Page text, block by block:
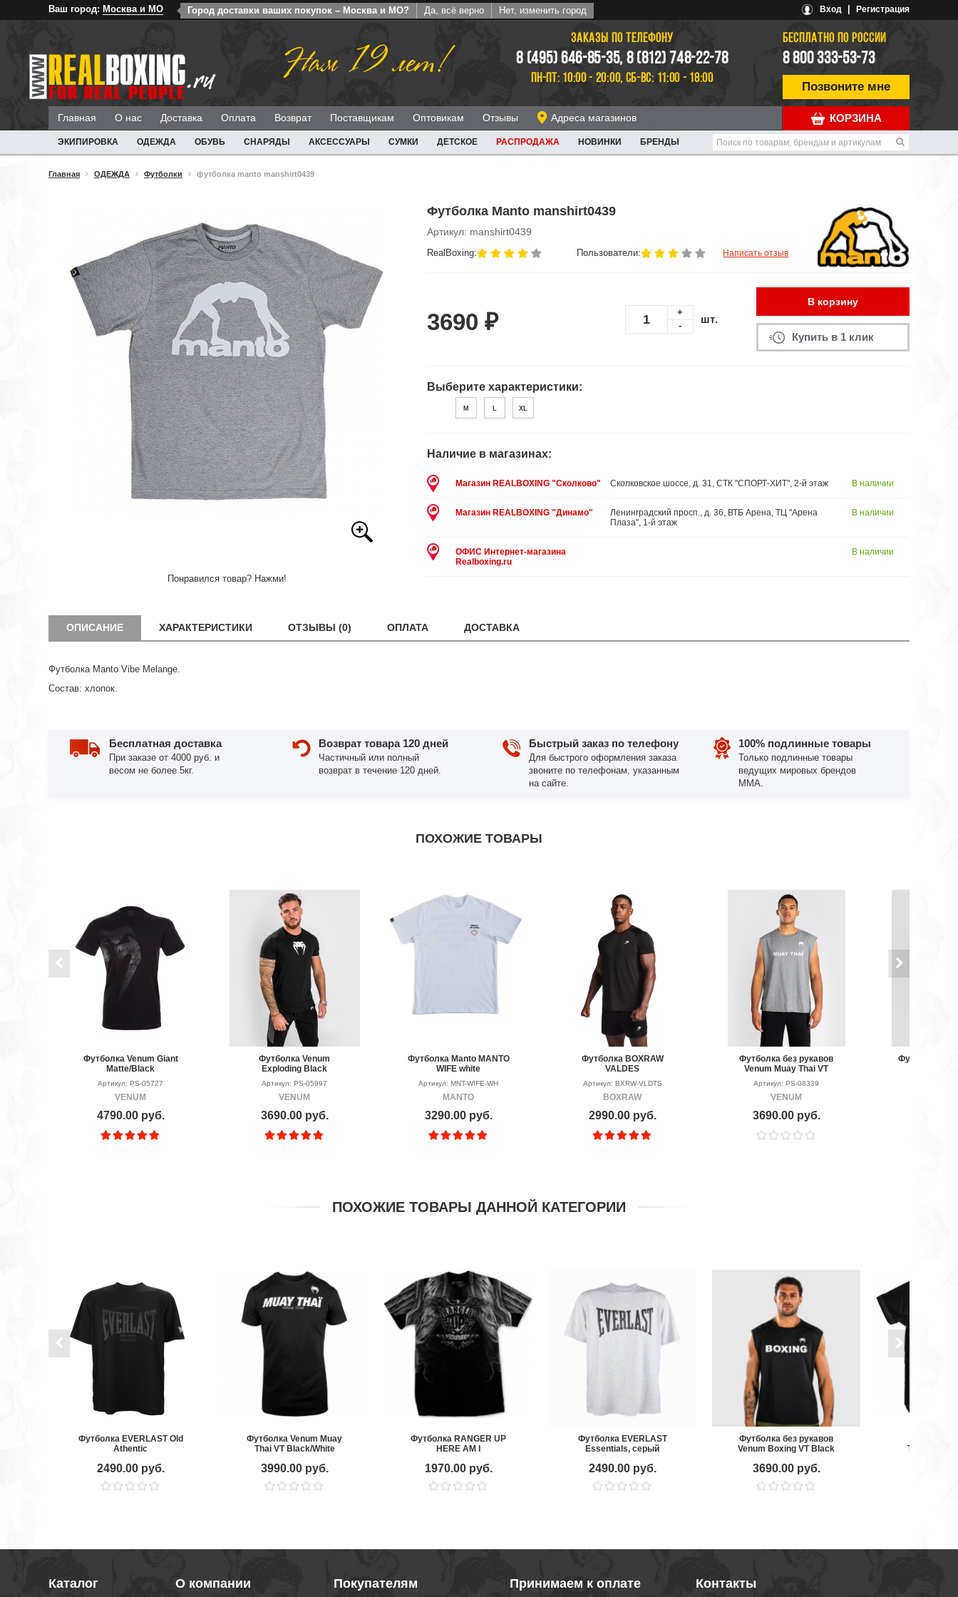
Ваш город: Москва и МО Город доставки ваших покупок – Москва и МО? Да, всё верно Нет, изменить город Вход Регистрация
Нам 19 лет! ЗАКАЗЫ ПО ТЕЛЕФОНУ
8 (495) 646-85-35, 8 (812) 748-22-78
ПН-ПТ: 10:00 - 20:00, СБ-ВС: 11:00 - 18:00
БЕСПЛАТНО ПО РОССИИ
8 800 333-53-73
Позвоните мне
КОРЗИНА
Главная О нас Доставка Оплата Возврат Поставщикам Оптовикам Отзывы Адреса магазинов
ЭКИПИРОВКА ОДЕЖДА ОБУВЬ СНАРЯДЫ АКСЕССУАРЫ СУМКИ ДЕТСКОЕ РАСПРОДАЖА НОВИНКИ БРЕНДЫ
Главная ОДЕЖДА Футболки футболка manto manshirt0439
Понравился товар? Нажми!
Футболка Manto manshirt0439
Артикул: manshirt0439
RealBoxing: Пользователи: Написать отзыв
3690 ₽
+
-
шт.
В корзину
Купить в 1 клик
Выберите характеристики:
M L XL
Наличие в магазинах:
Магазин REALBOXING "Сколково" Сколковское шоссе, д. 31, СТК "СПОРТ-ХИТ", 2-й этаж В наличии
Магазин REALBOXING "Динамо"
Ленинградский просп., д. 36, ВТБ Арена, ТЦ "Арена
Плаза", 1-й этаж
В наличии
ОФИС Интернет-магазина
Realboxing.ru
В наличии
ОПИСАНИЕ ХАРАКТЕРИСТИКИ ОТЗЫВЫ (0) ОПЛАТА ДОСТАВКА
Футболка Manto Vibe Melange.
Состав: хлопок.
Бесплатная доставка
При заказе от 4000 руб. и
весом не более 5кг.
Возврат товара 120 дней
Частичный или полный
возврат в течение 120 дней.
Быстрый заказ по телефону
Для быстрого оформления заказа
звоните по телефонам, указанным
на сайте.
100% подлинные товары
Только подлинные товары
ведущих мировых брендов
ММА.
ПОХОЖИЕ ТОВАРЫ
Футболка Venum Giant
Matte/Black
Артикул: PS-05727
VENUM
4790.00 руб.
Футболка Venum
Exploding Black
Артикул: PS-05997
VENUM
3690.00 руб.
Футболка Manto MANTO
WIFE white
Артикул: MNT-WIFE-WH
MANTO
3290.00 руб.
Футболка BOXRAW
VALDES
Артикул: BXRW-VLDTS
BOXRAW
2990.00 руб.
Футболка без рукавов
Venum Muay Thai VT
Heather Grey
Артикул: PS-08339
VENUM
3690.00 руб.
Футболка
ПОХОЖИЕ ТОВАРЫ ДАННОЙ КАТЕГОРИИ
Футболка EVERLAST Old
Athentic
2490.00 руб.
Футболка Venum Muay
Thai VT Black/White
3990.00 руб.
Футболка RANGER UP
HERE AM I
1970.00 руб.
Футболка EVERLAST
Essentials, серый
2490.00 руб.
Футболка без рукавов
Venum Boxing VT Black
3690.00 руб.
Training
Каталог О компании Покупателям Принимаем к оплате Контакты